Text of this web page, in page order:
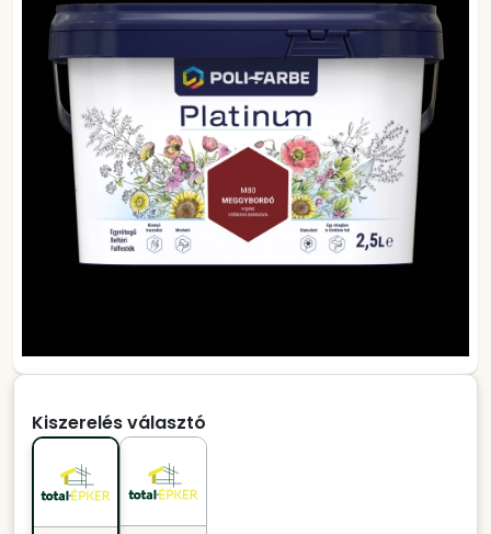
Kiszerelés választó